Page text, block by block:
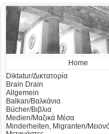
Home
Diktatur/Δικτατορία
Brain Drain
Allgemein
Balkan/Βαλκάνια
Bücher/Βιβλια
Medien/Μαζικά Μέσα
Minderheiten, Migranten/